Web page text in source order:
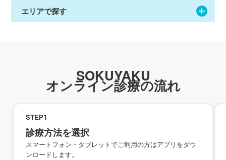
エリアで探す
SOKUYAKU
オンライン診療の流れ
STEP1
診療方法を選択
スマートフォン・タブレットでご利用の方はアプリをダウ
ンロードします。